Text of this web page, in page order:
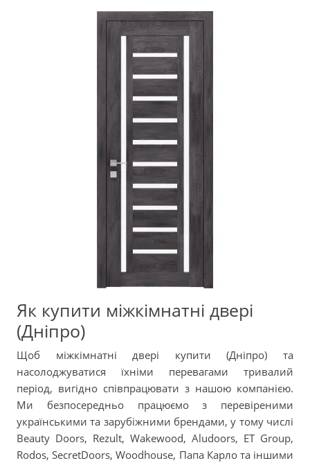
Як купити міжкімнатні двері
(Дніпро)
Щоб міжкімнатні двері купити (Дніпро) та
насолоджуватися їхніми перевагами тривалий
період, вигідно співпрацювати з нашою компанією.
Ми безпосередньо працюємо з перевіреними
українськими та зарубіжними брендами, у тому числі
Beauty Doors, Rezult, Wakewood, Aludoors, ET Group,
Rodos, SecretDoors, Woodhouse, Папа Карло та іншими